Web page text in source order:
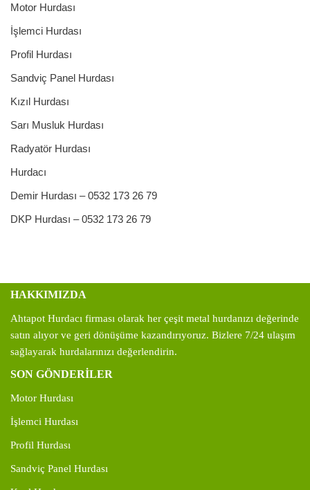
Motor Hurdası
İşlemci Hurdası
Profil Hurdası
Sandviç Panel Hurdası
Kızıl Hurdası
Sarı Musluk Hurdası
Radyatör Hurdası
Hurdacı
Demir Hurdası – 0532 173 26 79
DKP Hurdası – 0532 173 26 79
HAKKIMIZDA
Ahtapot Hurdacı firması olarak her çeşit metal hurdanızı değerinde
satın alıyor ve geri dönüşüme kazandırıyoruz. Bizlere 7/24 ulaşım
sağlayarak hurdalarınızı değerlendirin.
SON GÖNDERİLER
Motor Hurdası
İşlemci Hurdası
Profil Hurdası
Sandviç Panel Hurdası